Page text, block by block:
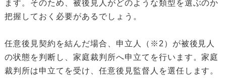
ます。そのため、被後見人がどのような類型を選ぶのか
把握しておく必要があるでしょう。
任意後見契約を結んだ場合、申立人（※2）が被後見人
の状態を判断し、家庭裁判所へ申立てを行います。家庭
裁判所は申立てを受け、任意後見監督人を選任します。